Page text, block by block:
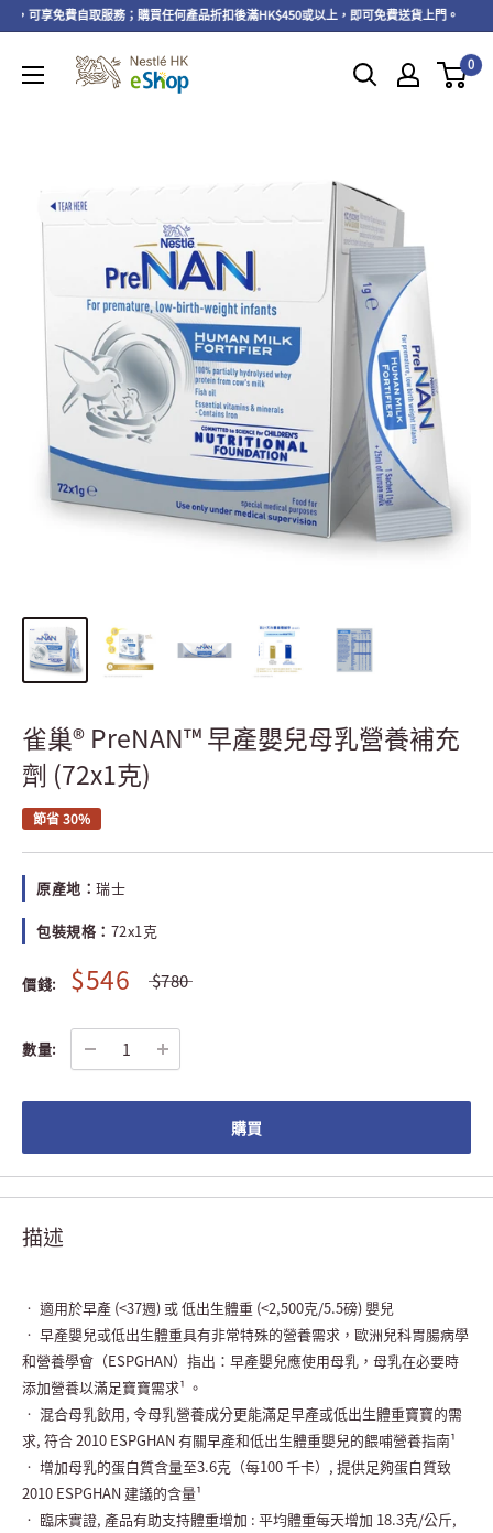
可享免費自取服務；購買任何產品折扣後滿HK$450或以上，即可免費送貨上門。
0
雀巢® PreNAN™ 早產嬰兒母乳營養補充
劑 (72x1克)
節省 30%
原產地： 瑞士
包裝規格： 72x1克
價錢: $546 $780
數量:
購買
描述
• 適用於早產 (<37週) 或 低出生體重 (<2,500克/5.5磅) 嬰兒
• 早產嬰兒或低出生體重具有非常特殊的營養需求，歐洲兒科胃腸病學
和營養學會（ESPGHAN）指出：早產嬰兒應使用母乳，母乳在必要時
添加營養以滿足寶寶需求¹ 。
• 混合母乳飲用, 令母乳營養成分更能滿足早產或低出生體重寶寶的需
求, 符合 2010 ESPGHAN 有關早產和低出生體重嬰兒的餵哺營養指南¹
• 增加母乳的蛋白質含量至3.6克（每100 千卡）, 提供足夠蛋白質致
2010 ESPGHAN 建議的含量¹
• 臨床實證, 產品有助支持體重增加 : 平均體重每天增加 18.3克/公斤,